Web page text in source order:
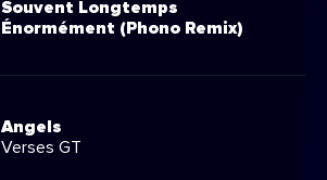
Souvent Longtemps
Énormément (Phono Remix)
Angels
Verses GT